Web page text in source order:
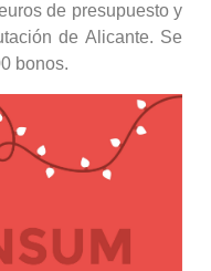
de presupuesto y
de Alicante. Se
bonos.